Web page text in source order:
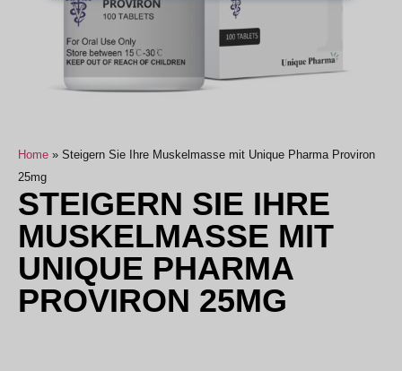
Home » Steigern Sie Ihre Muskelmasse mit Unique Pharma Proviron
25mg
STEIGERN SIE IHRE
MUSKELMASSE MIT
UNIQUE PHARMA
PROVIRON 25MG